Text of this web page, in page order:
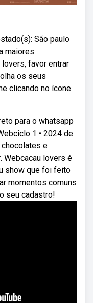
São paulo
maiores
favor entrar
os seus
clicando no ícone
para o whatsapp
1 • 2024 de
e
Webcacau lovers é
show que foi feito
momentos comuns
seu cadastro!